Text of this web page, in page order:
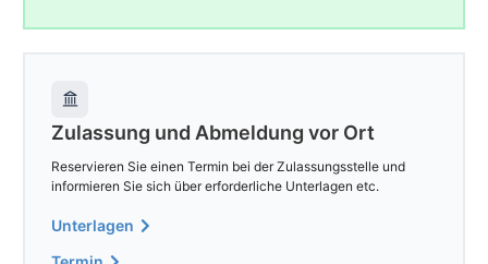
Zulassung und Abmeldung vor Ort
Reservieren Sie einen Termin bei der Zulassungsstelle und
informieren Sie sich über erforderliche Unterlagen etc.
Unterlagen